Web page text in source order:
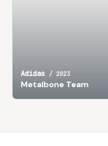
Adidas / 2023
Metalbone Team